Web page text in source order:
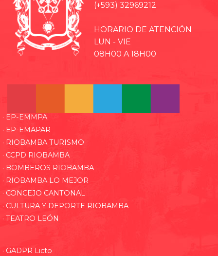
(+593) 32969212
HORARIO DE ATENCIÓN
LUN - VIE
08H00 A 18H00
· EP-EMMPA
· EP-EMAPAR
· RIOBAMBA TURISMO
· CCPD RIOBAMBA
· BOMBEROS RIOBAMBA
· RIOBAMBA LO MEJOR
· CONCEJO CANTONAL
· CULTURA Y DEPORTE RIOBAMBA
· TEATRO LEÓN
· GADPR Licto